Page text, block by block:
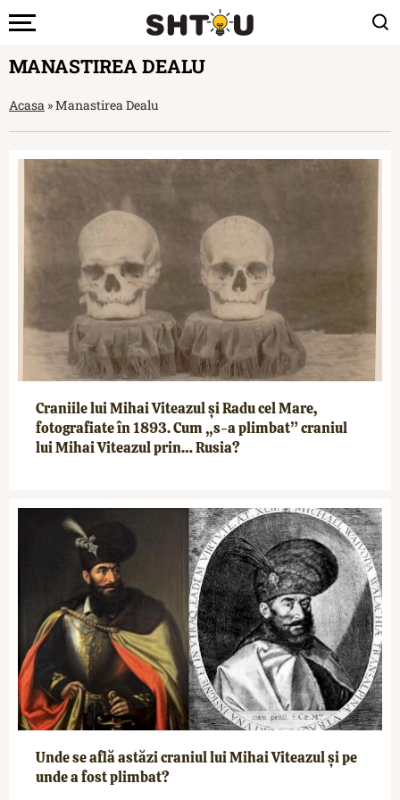
MANASTIREA DEALU
Acasa »Manastirea Dealu
Craniile lui Mihai Viteazul și Radu cel Mare,
fotografiate în 1893. Cum „s-a plimbat” craniul
lui Mihai Viteazul prin… Rusia?
Unde se află astăzi craniul lui Mihai Viteazul și pe
unde a fost plimbat?